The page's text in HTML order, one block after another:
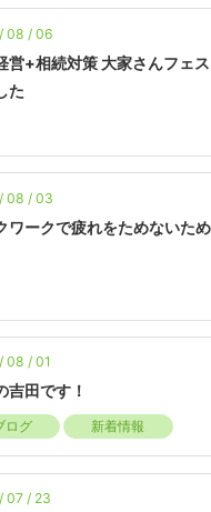
08 / 06
営+相続対策 大家さんフェ
た
08 / 03
ワークで疲れをためないた
08 / 01
吉田です！
ログ 新着情報
07 / 23